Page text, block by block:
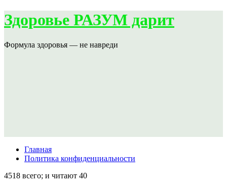
Здоровье РАЗУМ дарит
Формула здоровья — не навреди
Главная
Политика конфиденциальности
4518 всего; и читают 40